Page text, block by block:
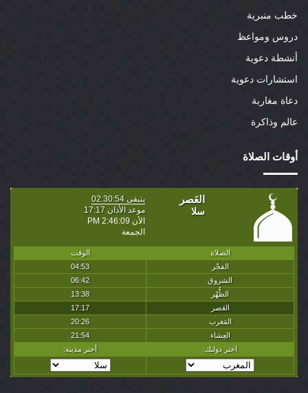
خطب منبرية
دروس ومواعظ
أنشطة دعوية
استشارات دعوية
دعاة مغاربة
عالم وذاكرة
أوقات الصلاة